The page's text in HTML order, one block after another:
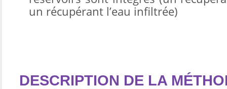
un récupérant l’eau infiltrée)
DESCRIPTION DE LA